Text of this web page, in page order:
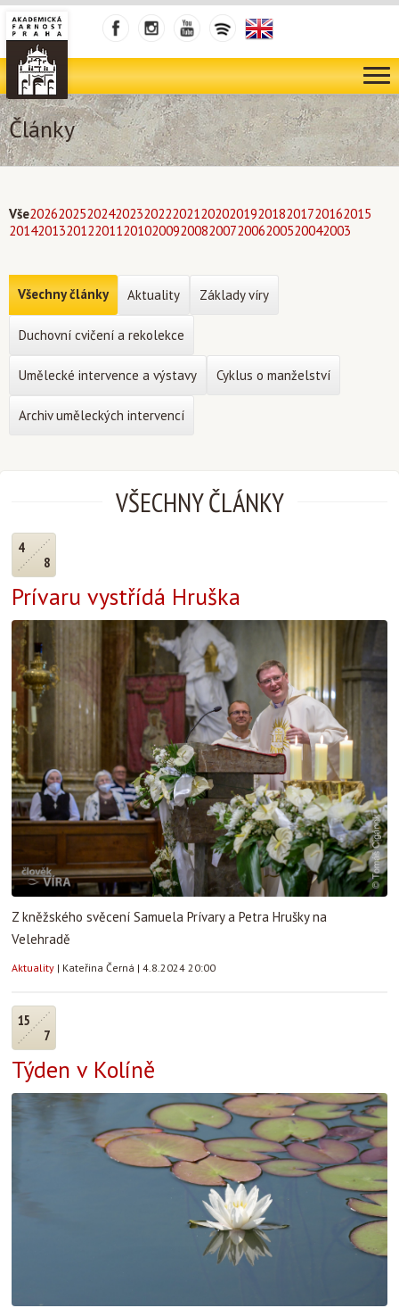
Články
Vše202620252024202320222021202020192018201720162015
201420132012201120102009200820072006200520042003
VŠECHNY ČLÁNKY
4
8
Prívaru vystřídá Hruška
Z kněžského svěcení Samuela Prívary a Petra Hrušky na
Velehradě
Aktuality | Kateřina Černá | 4.8.2024 20:00
15
7
Týden v Kolíně
Všechny články Aktuality Základy víry
Duchovní cvičení a rekolekce
Umělecké intervence a výstavy Cyklus o manželství
Archiv uměleckých intervencí